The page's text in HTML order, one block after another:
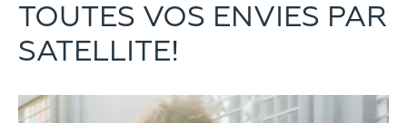
TOUTES VOS ENVIES PAR
SATELLITE!
Teaser